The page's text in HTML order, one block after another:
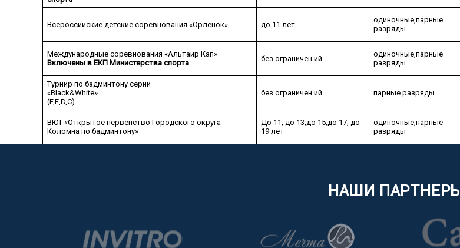
Всероссийские детские соревнования «Орленок» до 11 лет
одиночные,парные
разряды
Международные соревнования «Альтаир Кап»
Включены в ЕКП Министерства спорта
без ограничен ий
одиночные,парные
разряды
Турнир по бадминтону серии
«Black&White»
(F,E,D,C)
без ограничен ий парные разряды
ВЮТ «Открытое первенство Городского округа
Коломна по бадминтону»
До 11, до 13,до 15,до 17, до
19 лет
одиночные,парные
разряды
НАШИ ПАРТНЕРЫ